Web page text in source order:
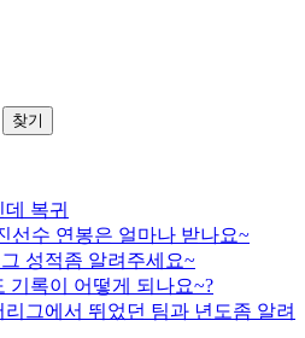
복귀
선수 연봉은 얼마나 받나요~
성적좀 알려주세요~
기록이 어떻게 되나요~?
그에서 뛰었던 팀과 년도좀 알려